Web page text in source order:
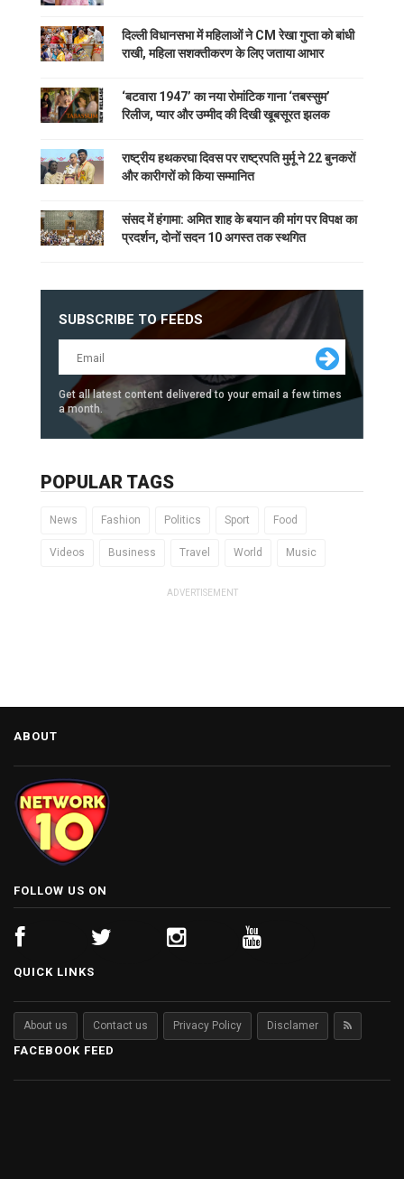
दिल्ली विधानसभा में महिलाओं ने CM रेखा गुप्ता को बांधी
राखी, महिला सशक्तीकरण के लिए जताया आभार
‘बटवारा 1947’ का नया रोमांटिक गाना ‘तबस्सुम’
रिलीज, प्यार और उम्मीद की दिखी खूबसूरत झलक
राष्ट्रीय हथकरघा दिवस पर राष्ट्रपति मुर्मू ने 22 बुनकरों
और कारीगरों को किया सम्मानित
संसद में हंगामा: अमित शाह के बयान की मांग पर विपक्ष का
प्रदर्शन, दोनों सदन 10 अगस्त तक स्थगित
SUBSCRIBE TO FEEDS
Get all latest content delivered to your email a few times
a month.
POPULAR TAGS
News Fashion Politics Sport Food
Videos Business Travel World Music
ADVERTISEMENT
ABOUT
FOLLOW US ON
QUICK LINKS
About us Contact us Privacy Policy Disclamer
FACEBOOK FEED